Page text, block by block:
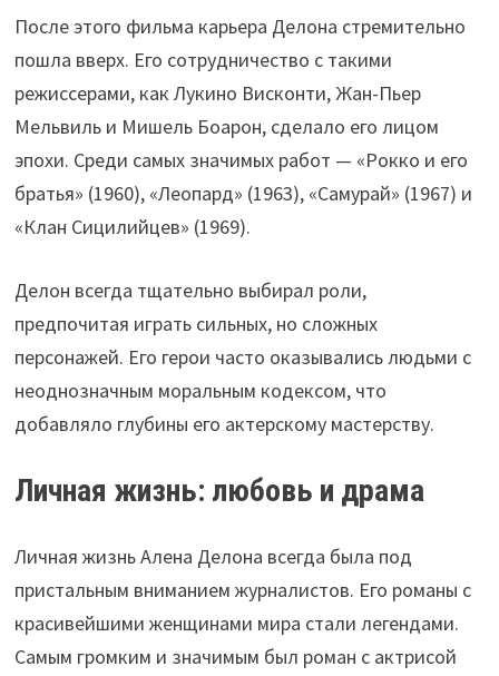
После этого фильма карьера Делона стремительно
пошла вверх. Его сотрудничество с такими
режиссерами, как Лукино Висконти, Жан-Пьер
Мельвиль и Мишель Боарон, сделало его лицом
эпохи. Среди самых значимых работ — «Рокко и его
братья» (1960), «Леопард» (1963), «Самурай» (1967) и
«Клан Сицилийцев» (1969).
Делон всегда тщательно выбирал роли,
предпочитая играть сильных, но сложных
персонажей. Его герои часто оказывались людьми с
неоднозначным моральным кодексом, что
добавляло глубины его актерскому мастерству.
Личная жизнь: любовь и драма
Личная жизнь Алена Делона всегда была под
пристальным вниманием журналистов. Его романы с
красивейшими женщинами мира стали легендами.
Самым громким и значимым был роман с актрисой